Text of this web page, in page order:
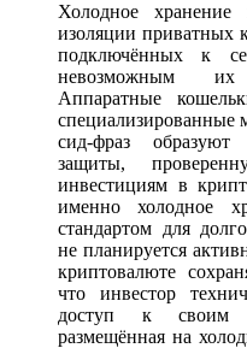
Холодное хранение
изоляции приватных
подключённых к
невозможным их
Аппаратные
специализированные
сид-фраз образуют
защиты,
инвестициям в
именно холодное
стандартом для
не планируется
криптовалюте
что инвестор
доступ к своим
размещённая на